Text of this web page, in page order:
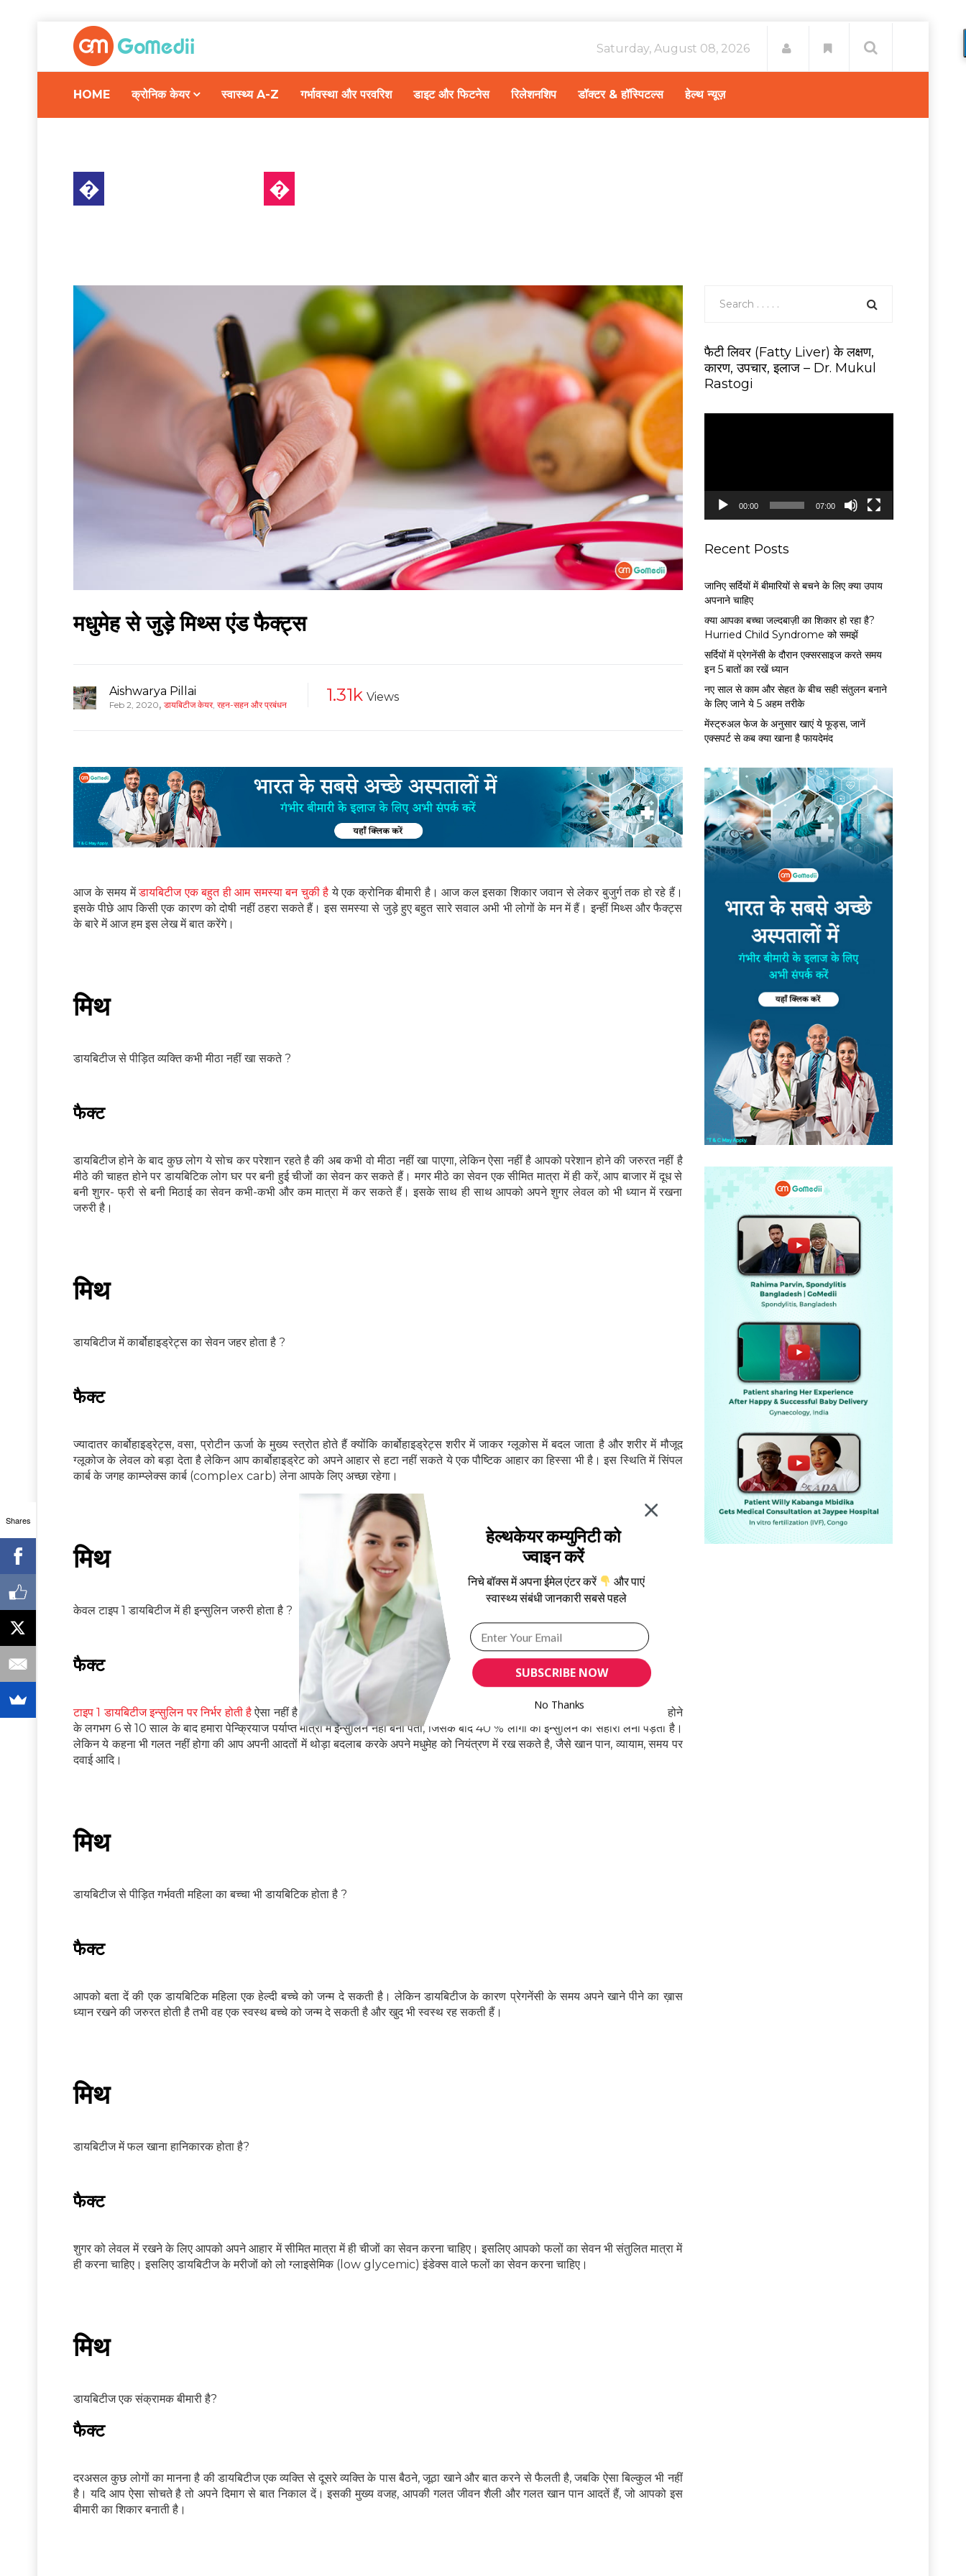
Saturday, August 08, 2026
HOME क्रोनिक केयर स्वास्थ्य A-Z गर्भावस्था और परवरिश डाइट और फिटनेस रिलेशनशिप डॉक्टर & हॉस्पिटल्स हेल्थ न्यूज़
� �
मधुमेह से जुड़े मिथ्स एंड फैक्ट्स
Aishwarya Pillai
Feb 2, 2020, डायबिटीज केयर, रहन-सहन और प्रबंधन 1.31k Views
आज के समय मेंडायबिटीज एक बहुत ही आम समस्या बन चुकी है ये एक क्रोनिक बीमारी है। आज कल इसका शिकार जवान से लेकर बुजुर्ग तक हो रहे हैं।
इसके पीछे आप किसी एक कारण को दोषी नहीं ठहरा सकते हैं। इस समस्या से जुड़े हुए बहुत सारे सवाल अभी भी लोगों के मन में हैं। इन्हीं मिथ्स और फैक्ट्स
के बारे में आज हम इस लेख में बात करेंगे।
मिथ
डायबिटीज से पीड़ित व्यक्ति कभी मीठा नहीं खा सकते ?
फैक्ट
डायबिटीज होने के बाद कुछ लोग ये सोच कर परेशान रहते है की अब कभी वो मीठा नहीं खा पाएगा, लेकिन ऐसा नहीं है आपको परेशान होने की जरुरत नहीं है
मीठे की चाहत होने पर डायबिटिक लोग घर पर बनी हुई चीजों का सेवन कर सकते हैं। मगर मीठे का सेवन एक सीमित मात्रा में ही करें, आप बाजार में दूध से
बनी शुगर- फ्री से बनी मिठाई का सेवन कभी-कभी और कम मात्रा में कर सकते हैं। इसके साथ ही साथ आपको अपने शुगर लेवल को भी ध्यान में रखना
जरुरी है।
मिथ
डायबिटीज में कार्बोहाइड्रेट्स का सेवन जहर होता है ?
फैक्ट
ज्यादातर कार्बोहाइड्रेट्स, वसा, प्रोटीन ऊर्जा के मुख्य स्त्रोत होते हैं क्योंकि कार्बोहाइड्रेट्स शरीर में जाकर ग्लूकोस में बदल जाता है और शरीर में मौजूद
ग्लूकोज के लेवल को बड़ा देता है लेकिन आप कार्बोहाइड्रेट को अपने आहार से हटा नहीं सकते ये एक पौष्टिक आहार का हिस्सा भी है। इस स्थिति में सिंपल
कार्ब के जगह काम्प्लेक्स कार्ब (complex carb) लेना आपके लिए अच्छा रहेगा।
मिथ
केवल टाइप 1 डायबिटीज में ही इन्सुलिन जरुरी होता है ?
फैक्ट
टाइप 1 डायबिटीज इन्सुलिन पर निर्भर होती हैऐसा नहीं है की टाइप 2 में इन्सुलिन की जरुरत नहीं होती। कुछ अध्ययन से पता चलता है के डायबिटीज होने
के लगभग 6 से 10 साल के बाद हमारा पेन्क्रियाज पर्याप्त मात्रा में इन्सुलिन नहीं बना पता, जिसके बाद 40 % लोगों को इन्सुलिन का सहारा लेना पड़ता है।
लेकिन ये कहना भी गलत नहीं होगा की आप अपनी आदतों में थोड़ा बदलाब करके अपने मधुमेह को नियंत्रण में रख सकते है, जैसे खान पान, व्यायाम, समय पर
दवाई आदि।
मिथ
डायबिटीज से पीड़ित गर्भवती महिला का बच्चा भी डायबिटिक होता है ?
फैक्ट
आपको बता दें की एक डायबिटिक महिला एक हेल्दी बच्चे को जन्म दे सकती है। लेकिन डायबिटीज के कारण प्रेगनेंसी के समय अपने खाने पीने का ख़ास
ध्यान रखने की जरुरत होती है तभी वह एक स्वस्थ बच्चे को जन्म दे सकती है और खुद भी स्वस्थ रह सकती हैं।
मिथ
डायबिटीज में फल खाना हानिकारक होता है?
फैक्ट
शुगर को लेवल में रखने के लिए आपको अपने आहार में सीमित मात्रा में ही चीजों का सेवन करना चाहिए। इसलिए आपको फलों का सेवन भी संतुलित मात्रा में
ही करना चाहिए। इसलिए डायबिटीज के मरीजों को लो ग्लाइसेमिक (low glycemic) इंडेक्स वाले फलों का सेवन करना चाहिए।
मिथ
डायबिटीज एक संक्रामक बीमारी है?
फैक्ट
दरअसल कुछ लोगों का मानना है की डायबिटीज एक व्यक्ति से दूसरे व्यक्ति के पास बैठने, जूठा खाने और बात करने से फैलती है, जबकि ऐसा बिल्कुल भी नहीं
है। यदि आप ऐसा सोचते है तो अपने दिमाग से बात निकाल दें। इसकी मुख्य वजह, आपकी गलत जीवन शैली और गलत खान पान आदतें हैं, जो आपको इस
बीमारी का शिकार बनाती है।
फैटी लिवर (Fatty Liver) के लक्षण,
कारण, उपचार, इलाज – Dr. Mukul
Rastogi
y
00:00 07:00
Recent Posts
जानिए सर्दियों में बीमारियों से बचने के लिए क्या उपाय
अपनाने चाहिए
क्या आपका बच्चा जल्दबाज़ी का शिकार हो रहा है?
Hurried Child Syndrome को समझें
सर्द‍ियों में प्रेगनेंसी के दौरान एक्सरसाइज करते समय
इन 5 बातों का रखें ध्यान
नए साल से काम और सेहत के बीच सही संतुलन बनाने
के लिए जाने ये 5 अहम तरीके
मेंस्ट्रुअल फेज के अनुसार खाएं ये फूड्स, जानें
एक्सपर्ट से कब क्या खाना है फायदेमंद
Shares
SUBSCRIBE NOW
हेल्थकेयर कम्युनिटी को
ज्वाइन करें
निचे बॉक्स में अपना ईमेल एंटर करें और पाएं
स्वास्थ्य संबंधी जानकारी सबसे पहले
No Thanks
POWERED BY